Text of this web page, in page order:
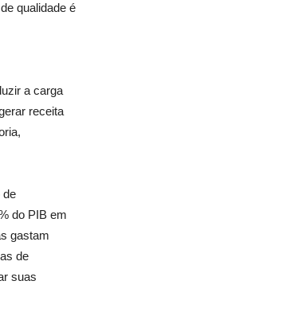
qualidade é
a carga
receita
de
do PIB em
gastam
de
suas